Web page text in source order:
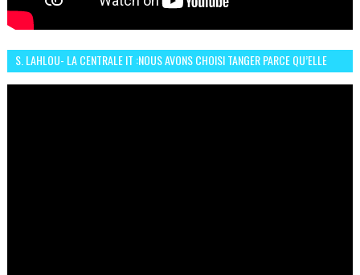
S. LAHLOU- LA CENTRALE IT :NOUS AVONS CHOISI TANGER PARCE QU’ELLE